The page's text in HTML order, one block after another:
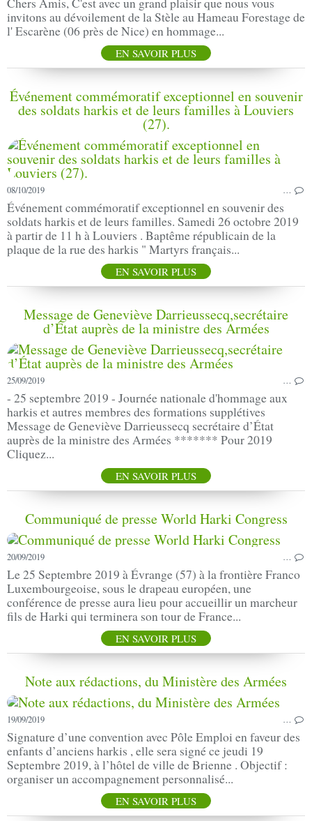
invitons au dévoilement de la Stèle au Hameau Forestage de
l' Escarène (06 près de Nice) en hommage...
EN SAVOIR PLUS
Événement commémoratif exceptionnel en souvenir
des soldats harkis et de leurs familles à Louviers
(27).
08/10/2019 …
Événement commémoratif exceptionnel en souvenir des
soldats harkis et de leurs familles. Samedi 26 octobre 2019
à partir de 11 h à Louviers . Baptême républicain de la
plaque de la rue des harkis " Martyrs français...
EN SAVOIR PLUS
Message de Geneviève Darrieussecq,secrétaire
d’État auprès de la ministre des Armées
25/09/2019 …
- 25 septembre 2019 - Journée nationale d'hommage aux
harkis et autres membres des formations supplétives
Message de Geneviève Darrieussecq secrétaire d’État
auprès de la ministre des Armées ******* Pour 2019
Cliquez...
EN SAVOIR PLUS
Communiqué de presse World Harki Congress
20/09/2019 …
Le 25 Septembre 2019 à Évrange (57) à la frontière Franco
Luxembourgeoise, sous le drapeau européen, une
conférence de presse aura lieu pour accueillir un marcheur
fils de Harki qui terminera son tour de France...
EN SAVOIR PLUS
Note aux rédactions, du Ministère des Armées
19/09/2019 …
Signature d’une convention avec Pôle Emploi en faveur des
enfants d’anciens harkis , elle sera signé ce jeudi 19
Septembre 2019, à l’hôtel de ville de Brienne . Objectif :
organiser un accompagnement personnalisé...
EN SAVOIR PLUS